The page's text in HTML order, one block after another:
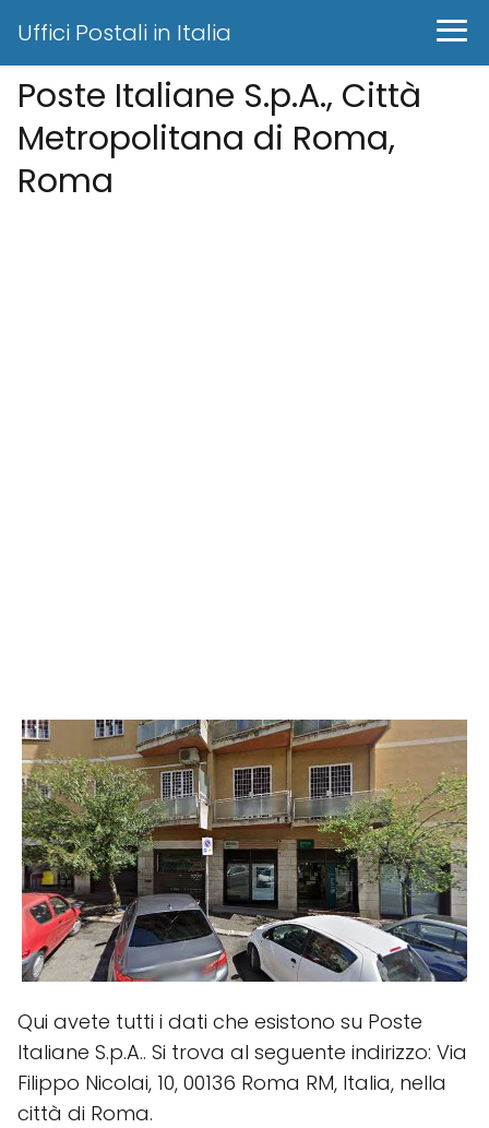
Uffici Postali in Italia
Poste Italiane S.p.A., Città
Metropolitana di Roma,
Roma
Qui avete tutti i dati che esistono su Poste
Italiane S.p.A.. Si trova al seguente indirizzo: Via
Filippo Nicolai, 10, 00136 Roma RM, Italia, nella
città di Roma.